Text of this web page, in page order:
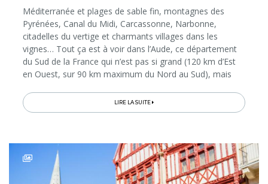
Méditerranée et plages de sable fin, montagnes des
Pyrénées, Canal du Midi, Carcassonne, Narbonne,
citadelles du vertige et charmants villages dans les
vignes… Tout ça est à voir dans l’Aude, ce département
du Sud de la France qui n’est pas si grand (120 km d’Est
en Ouest, sur 90 km maximum du Nord au Sud), mais
curiosités qu’on pourrait...LIRE LA SUITE